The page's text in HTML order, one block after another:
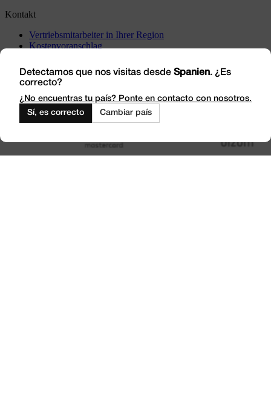
Kontakt
Vertriebsmitarbeiter in Ihrer Region
Kostenvoranschlag
Besuchen Sie uns
Arbeiten Sie mit uns
Outlet
Detectamos que nos visitas desde Spanien. ¿Es
correcto?
¿No encuentras tu país? Ponte en contacto con nosotros.
Sí, es correcto
Cambiar país